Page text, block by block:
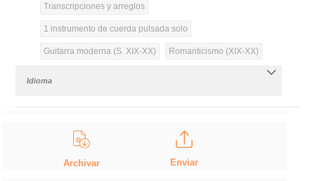
Transcripciones y arreglos
1 instrumento de cuerda pulsada solo
Guitarra moderna (S. XIX-XX) Romanticismo (XIX-XX)
Idioma
Archivar Enviar